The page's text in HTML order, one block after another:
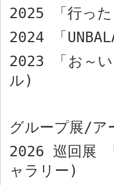
2025
「行っ
2024
「
2023
「お～い
ル)
グループ展/ア
2026巡回展
ャラリー )